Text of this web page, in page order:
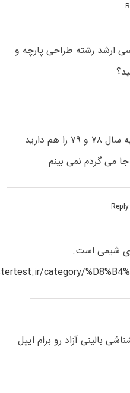
ارشد رشته طراحی پارچه و
اگر سوالات کنکور ارشد شیمی تجزیه سال ۷۸ و ۷۹ را هم دارید
می گردم نمی بینم
ی شیمی است.
category/
بالینی آزاد رو برام اییل